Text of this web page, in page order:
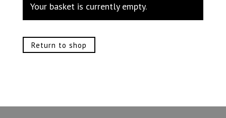
Your basket is currently empty.
Return to shop